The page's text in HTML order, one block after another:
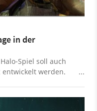
in der
Spiel soll auch
entwickelt werden.